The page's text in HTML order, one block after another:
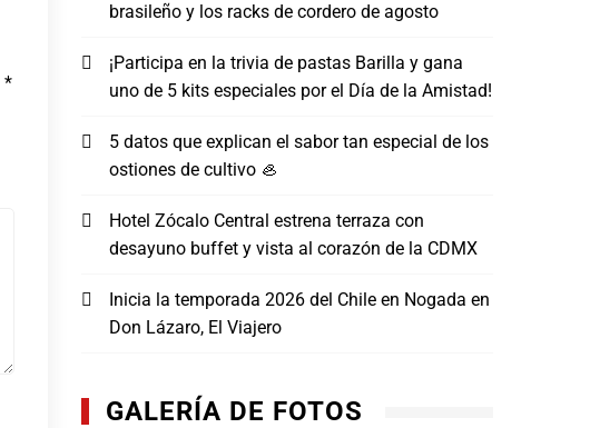
*
brasileño y los racks de cordero de agosto
¡Participa en la trivia de pastas Barilla y gana
uno de 5 kits especiales por el Día de la Amistad!
5 datos que explican el sabor tan especial de los
ostiones de cultivo 🦪
Hotel Zócalo Central estrena terraza con
desayuno buffet y vista al corazón de la CDMX
Inicia la temporada 2026 del Chile en Nogada en
Don Lázaro, El Viajero
GALERÍA DE FOTOS